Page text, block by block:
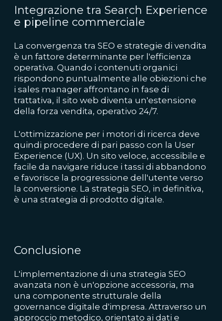
Integrazione tra Search Experience
e pipeline commerciale
La convergenza tra SEO e strategie di vendita
è un fattore determinante per l'efficienza
operativa. Quando i contenuti organici
rispondono puntualmente alle obiezioni che
i sales manager affrontano in fase di
trattativa, il sito web diventa un'estensione
della forza vendita, operativo 24/7.
L'ottimizzazione per i motori di ricerca deve
quindi procedere di pari passo con la User
Experience (UX). Un sito veloce, accessibile e
facile da navigare riduce i tassi di abbandono
e favorisce la progressione dell'utente verso
la conversione. La strategia SEO, in definitiva,
è una strategia di prodotto digitale.
Conclusione
L'implementazione di una strategia SEO
avanzata non è un'opzione accessoria, ma
una componente strutturale della
governance digitale d'impresa. Attraverso un
approccio metodico, orientato ai dati e